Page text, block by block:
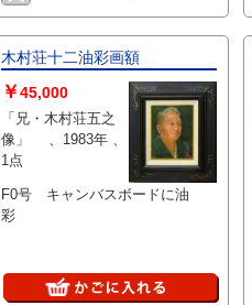
木村荘十二油彩画額
￥45,000
「兄・木村荘五之
像」 、1983年 、
1点
F0号 キャンバスボードに油
彩